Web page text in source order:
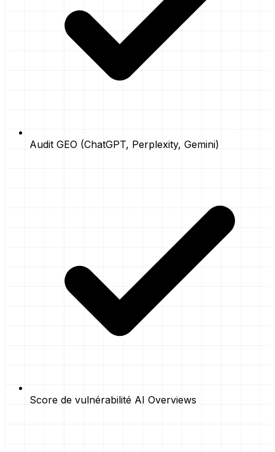
Audit GEO (ChatGPT, Perplexity, Gemini)
Score de vulnérabilité AI Overviews